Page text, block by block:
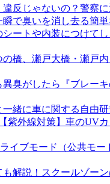
反じゃないの？警察に
で臭いを消し去る簡
シートや内装につけて
の橋、瀬戸大橋・瀬戸
異臭がしたら『ブレー
緒に車に関する自由
【紫外線対策】車のUV
イブモード（公共モ
スクールゾー